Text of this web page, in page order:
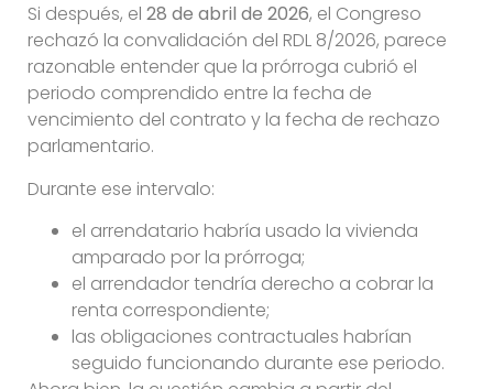
Si después, el 28 de abril de 2026, el Congreso
rechazó la convalidación del RDL 8/2026, parece
razonable entender que la prórroga cubrió el
periodo comprendido entre la fecha de
vencimiento del contrato y la fecha de rechazo
parlamentario.
Durante ese intervalo:
el arrendatario habría usado la vivienda
amparado por la prórroga;
el arrendador tendría derecho a cobrar la
renta correspondiente;
las obligaciones contractuales habrían
seguido funcionando durante ese periodo.